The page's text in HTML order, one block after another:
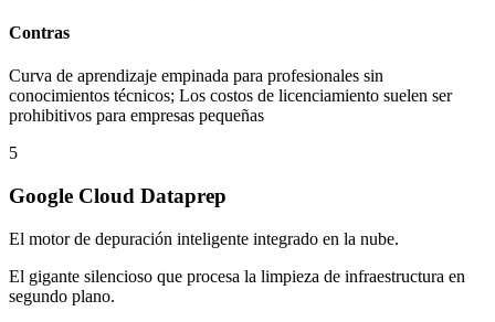
Contras
Curva de aprendizaje empinada para profesionales sin
conocimientos técnicos; Los costos de licenciamiento suelen ser
prohibitivos para empresas pequeñas
5
Google Cloud Dataprep
El motor de depuración inteligente integrado en la nube.
El gigante silencioso que procesa la limpieza de infraestructura en
segundo plano.